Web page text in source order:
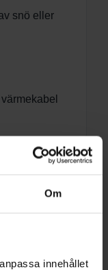
Om
innehållet
snö eller